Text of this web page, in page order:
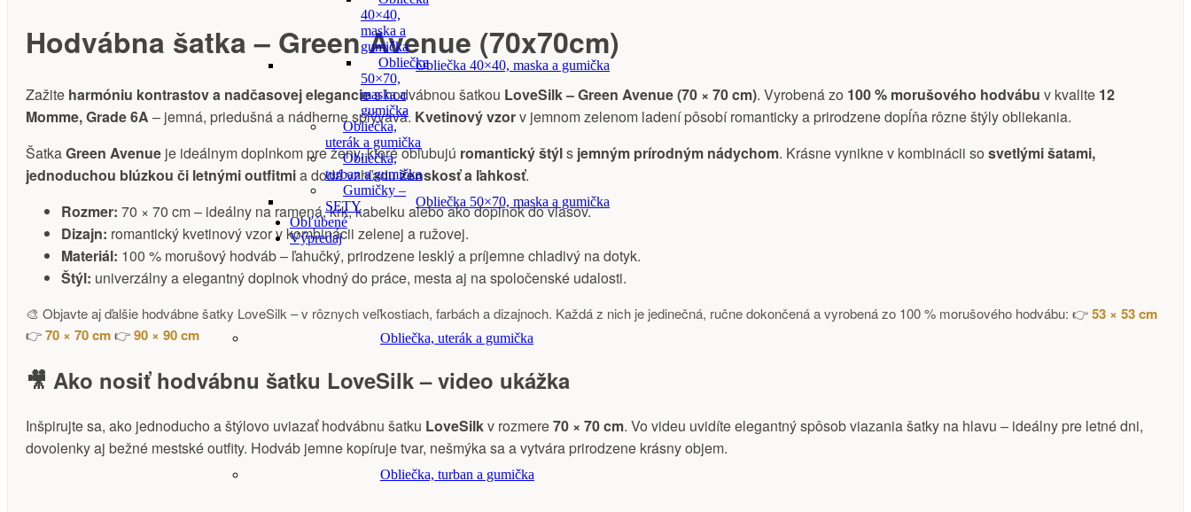
Obliečka 40×40, maska a gumička
Obliečka 50×70, maska a gumička
Obliečka, uterák a gumička
Obliečka, turban a gumička
40×40,
maska a
gumička
Obliečka
50×70,
maska a
gumička
Obliečka,
uterák a gumička
Obliečka,
turban a gumička
Gumičky –
SETY
Obľúbené
Výpredaj
Hodvábna šatka – Green Avenue (70x70cm)
Zažite harmóniu kontrastov a nadčasovej elegancies hodvábnou šatkou LoveSilk – Green Avenue (70 × 70 cm). Vyrobená zo 100 % morušového hodvábu v kvalite 12
Momme, Grade 6A – jemná, priedušná a nádherne splývavá. Kvetinový vzorv jemnom zelenom ladení pôsobí romanticky a prirodzene dopĺňa rôzne štýly obliekania.
ŠatkaGreen Avenue je ideálnym doplnkom pre ženy, ktoré obľubujú romantický štýls jemným prírodným nádychom. Krásne vynikne v kombinácii so svetlými šatami,
jednoduchou blúzkou či letnými outfitmia dodá vzhľaduženskosťa ľahkosť.
Rozmer: 70 × 70 cm – ideálny na ramená, krk, kabelku alebo ako doplnok do vlasov.
Dizajn: romantický kvetinový vzor v kombinácii zelenej a ružovej.
Materiál: 100 % morušový hodváb – ľahučký, prirodzene lesklý a príjemne chladivý na dotyk.
Štýl: univerzálny a elegantný doplnok vhodný do práce, mesta aj na spoločenské udalosti.
🎨 Objavte aj ďalšie hodvábne šatky LoveSilk – v rôznych veľkostiach, farbách a dizajnoch. Každá z nich je jedinečná, ručne dokončená a vyrobená zo 100 % morušového hodvábu: 👉53 × 53 cm
👉70 × 70 cm👉90 × 90 cm
🎥 Ako nosiť hodvábnu šatku LoveSilk – video ukážka
Inšpirujte sa, ako jednoducho a štýlovo uviazať hodvábnu šatku LoveSilkv rozmere70 × 70 cm. Vo videu uvidíte elegantný spôsob viazania šatky na hlavu – ideálny pre letné dni,
dovolenky aj bežné mestské outfity. Hodváb jemne kopíruje tvar, nešmýka sa a vytvára prirodzene krásny objem.